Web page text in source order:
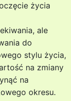
życia
ale
do
stylu życia,
na zmiany
na
okresu.